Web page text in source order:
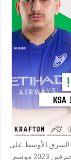
الشرق الأوسط على
اللقب وفرصة التأهل لدوري ببجي موبايل للمحترفين 2023 موسم